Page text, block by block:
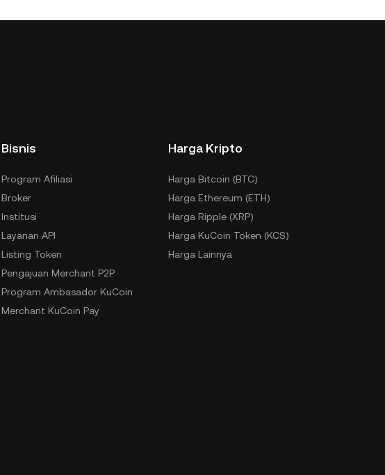
Bisnis
Program Afiliasi
Broker
Institusi
Layanan API
Listing Token
Pengajuan Merchant P2P
Program Ambasador KuCoin
Merchant KuCoin Pay
Harga Kripto
Harga Bitcoin (BTC)
Harga Ethereum (ETH)
Harga Ripple (XRP)
Harga KuCoin Token (KCS)
Harga Lainnya